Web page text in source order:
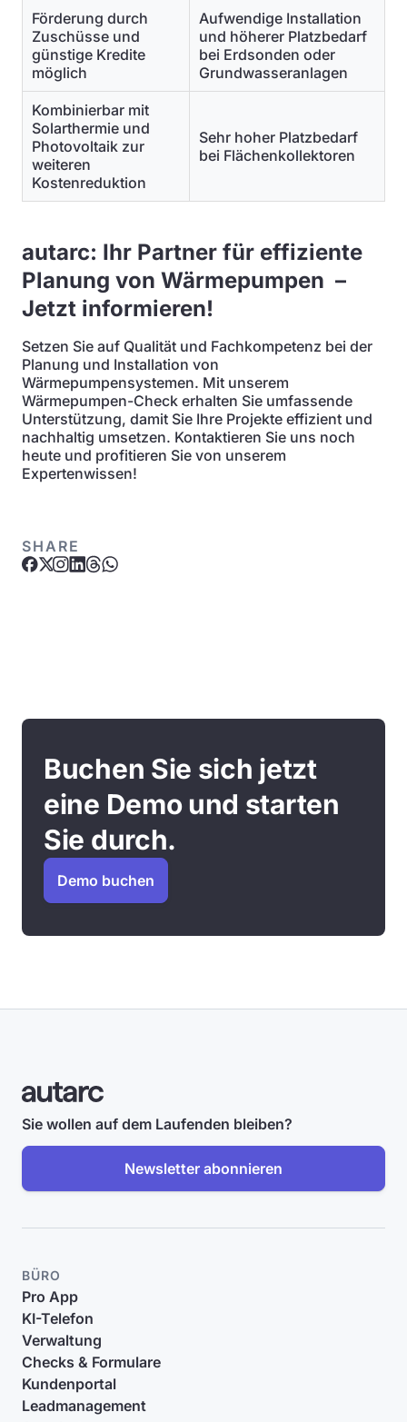
Förderung durch
Zuschüsse und
günstige Kredite
möglich
Aufwendige Installation
und höherer Platzbedarf
bei Erdsonden oder
Grundwasseranlagen
Kombinierbar mit
Solarthermie und
Photovoltaik zur
weiteren
Kostenreduktion
Sehr hoher Platzbedarf
bei Flächenkollektoren
autarc: Ihr Partner für effiziente
Planung von Wärmepumpen –
Jetzt informieren!
Setzen Sie auf Qualität und Fachkompetenz bei der
Planung und Installation von
Wärmepumpensystemen. Mit unserem
Wärmepumpen-Check erhalten Sie umfassende
Unterstützung, damit Sie Ihre Projekte effizient und
nachhaltig umsetzen. Kontaktieren Sie uns noch
heute und profitieren Sie von unserem
Expertenwissen!
SHARE
Buchen Sie sich jetzt
eine Demo und starten
Sie durch.
Demo buchen
Sie wollen auf dem Laufenden bleiben?
Newsletter abonnieren
BÜRO
Pro App
KI-Telefon
Verwaltung
Checks & Formulare
Kundenportal
Leadmanagement